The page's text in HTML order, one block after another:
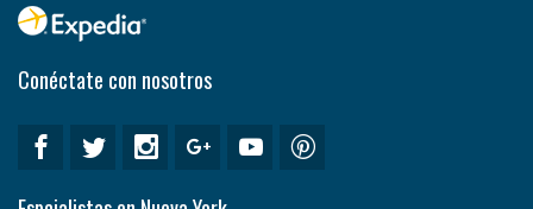
Conéctate con nosotros